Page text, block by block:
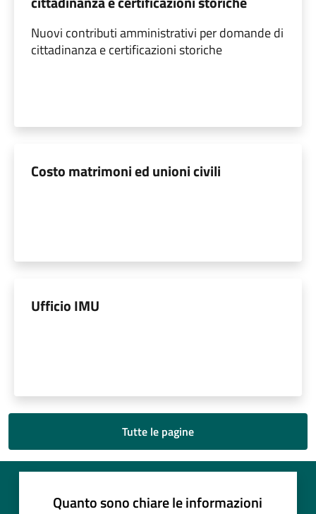
Nuovi contributi amministrativi per domande di
cittadinanza e certificazioni storiche
Costo matrimoni ed unioni civili
Ufficio IMU
Tutte le pagine
Quanto sono chiare le informazioni